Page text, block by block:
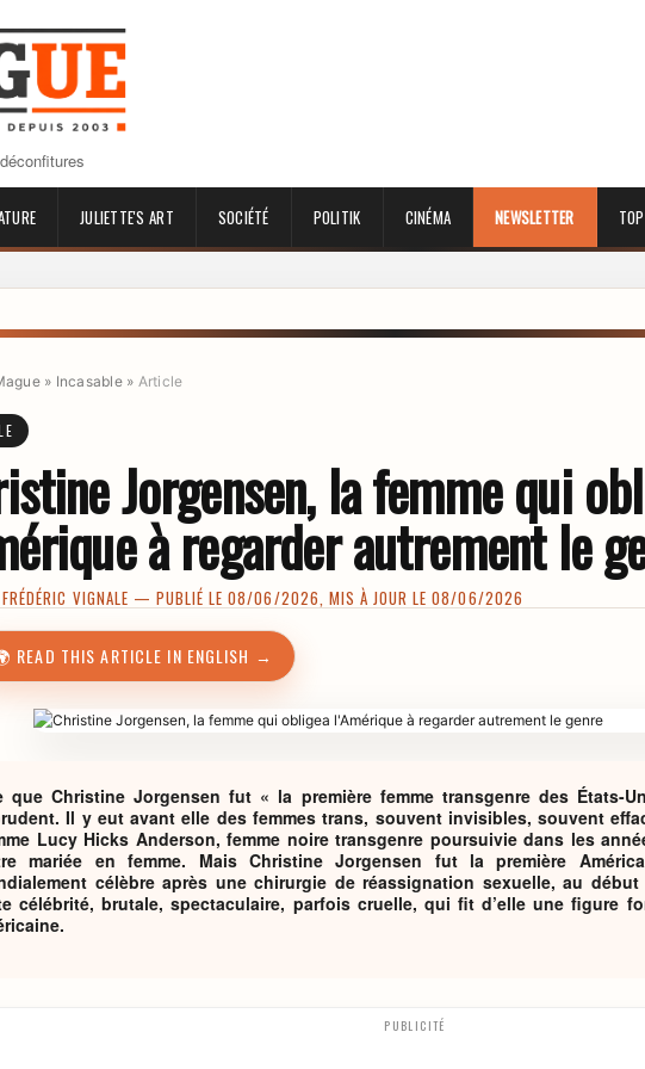
JULIETTE'S ART SOCIÉTÉ POLITIK CINÉMA NEWSLETTER
» Incasable» Article
Jorgensen, la femme qui
à regarder autrement le
FRÉDÉRIC VIGNALE — PUBLIÉ LE 08/06/2026, MIS À JOUR LE 08/06/2026
READ THIS ARTICLE IN ENGLISH →
que Christine Jorgensen fut « la première femme transgenre des États-
Il y eut avant elle des femmes trans, souvent invisibles, souvent
Lucy Hicks Anderson, femme noire transgenre poursuivie dans les
mariée en femme. Mais Christine Jorgensen fut la première
célèbre après une chirurgie de réassignation sexuelle, au début
célébrité, brutale, spectaculaire, parfois cruelle, qui fit d’elle une figure
PUBLICITÉ